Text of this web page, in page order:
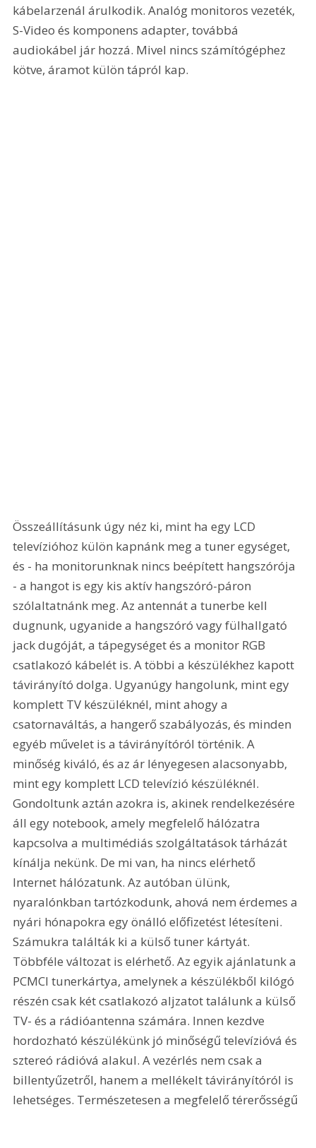
kábelarzenál árulkodik. Analóg monitoros vezeték,
S-Video és komponens adapter, továbbá
audiokábel jár hozzá. Mivel nincs számítógéphez
kötve, áramot külön tápról kap.
Összeállításunk úgy néz ki, mint ha egy LCD
televízióhoz külön kapnánk meg a tuner egységet,
és - ha monitorunknak nincs beépített hangszórója
- a hangot is egy kis aktív hangszóró-páron
szólaltatnánk meg. Az antennát a tunerbe kell
dugnunk, ugyanide a hangszóró vagy fülhallgató
jack dugóját, a tápegységet és a monitor RGB
csatlakozó kábelét is. A többi a készülékhez kapott
távirányító dolga. Ugyanúgy hangolunk, mint egy
komplett TV készüléknél, mint ahogy a
csatornaváltás, a hangerő szabályozás, és minden
egyéb művelet is a távirányítóról történik. A
minőség kiváló, és az ár lényegesen alacsonyabb,
mint egy komplett LCD televízió készüléknél.
Gondoltunk aztán azokra is, akinek rendelkezésére
áll egy notebook, amely megfelelő hálózatra
kapcsolva a multimédiás szolgáltatások tárházát
kínálja nekünk. De mi van, ha nincs elérhető
Internet hálózatunk. Az autóban ülünk,
nyaralónkban tartózkodunk, ahová nem érdemes a
nyári hónapokra egy önálló előfizetést létesíteni.
Számukra találták ki a külső tuner kártyát.
Többféle változat is elérhető. Az egyik ajánlatunk a
PCMCI tunerkártya, amelynek a készülékből kilógó
részén csak két csatlakozó aljzatot találunk a külső
TV- és a rádióantenna számára. Innen kezdve
hordozható készülékünk jó minőségű televízióvá és
sztereó rádióvá alakul. A vezérlés nem csak a
billentyűzetről, hanem a mellékelt távirányítóról is
lehetséges. Természetesen a megfelelő térerősségű